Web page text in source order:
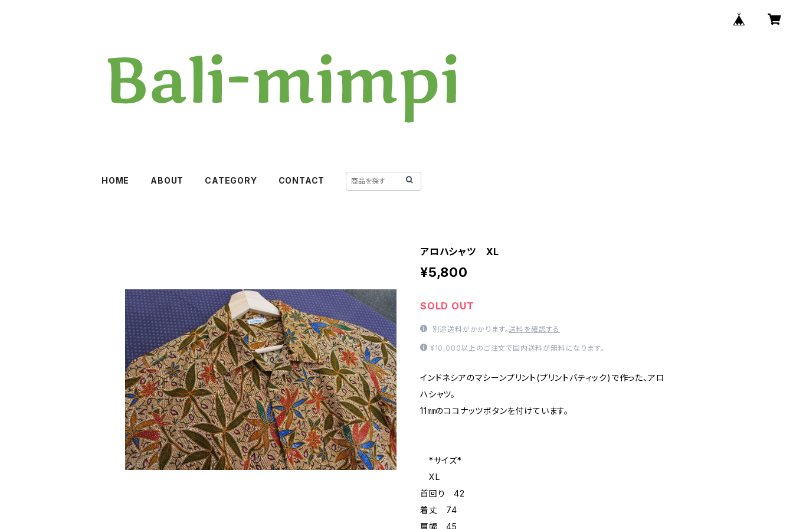
HOME ABOUT CATEGORY CONTACT
アロハシャツ XL
¥5,800
SOLD OUT
別途送料がかかります。送料を確認する
¥10,000以上のご注文で国内送料が無料になります。
インドネシアのマシーンプリント(プリントバティック)で作った、アロ
ハシャツ。
11㎜のココナッツボタンを付けています。
*サイズ*
XL
首回り 42
着丈 74
肩幅 45